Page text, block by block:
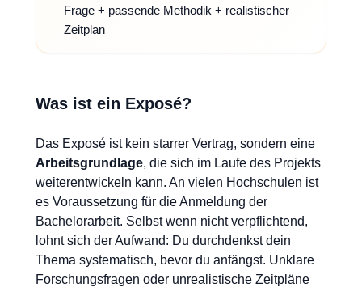
Frage + passende Methodik + realistischer
Zeitplan
Was ist ein Exposé?
Das Exposé ist kein starrer Vertrag, sondern eine
Arbeitsgrundlage, die sich im Laufe des Projekts
weiterentwickeln kann. An vielen Hochschulen ist
es Voraussetzung für die Anmeldung der
Bachelorarbeit. Selbst wenn nicht verpflichtend,
lohnt sich der Aufwand: Du durchdenkst dein
Thema systematisch, bevor du anfängst. Unklare
Forschungsfragen oder unrealistische Zeitpläne